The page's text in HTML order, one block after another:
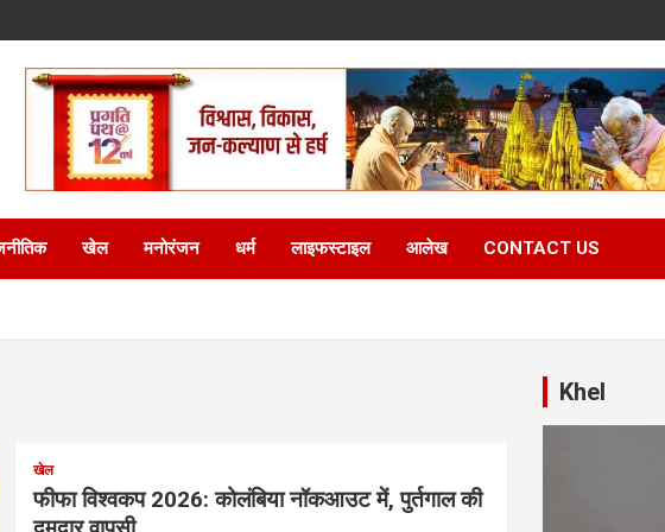
खेल मनोरंजन धर्म लाइफस्टाइल आलेख CONTACT US
खेल
फीफा विश्वकप 2026: कोलंबिया नॉकआउट में, पुर्तगाल की
Khel